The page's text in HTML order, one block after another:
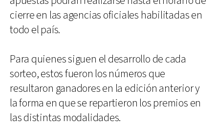
cierre en las agencias oficiales habilitadas en
todo el país.
Para quienes siguen el desarrollo de cada
sorteo, estos fueron los números que
resultaron ganadores en la edición anterior y
la forma en que se repartieron los premios en
las distintas modalidades.